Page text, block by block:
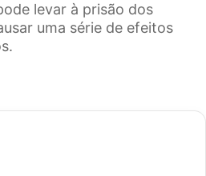
levar à prisão dos
uma série de efeitos